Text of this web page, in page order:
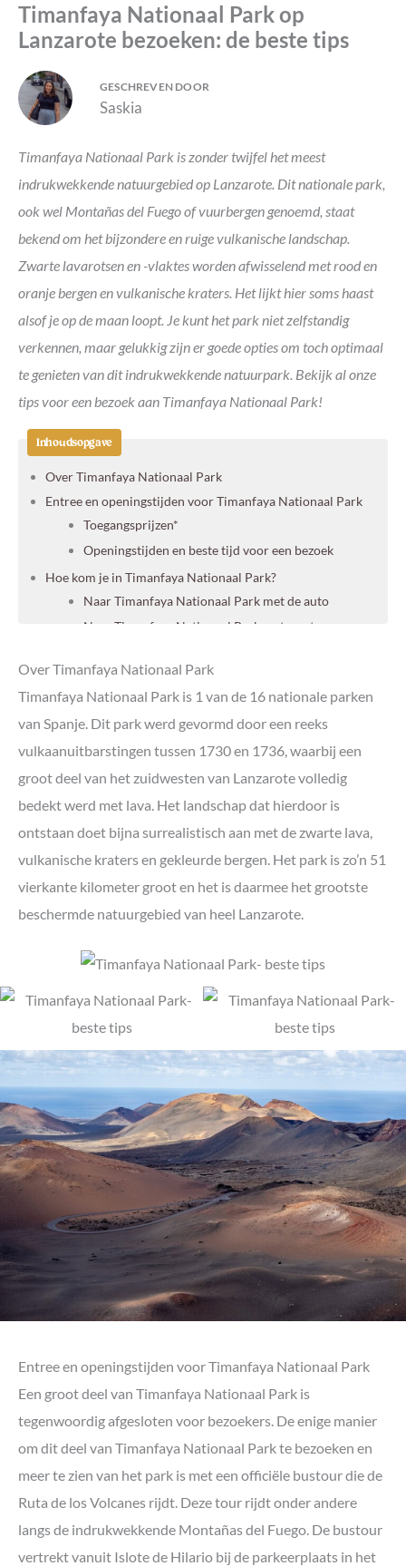
Timanfaya Nationaal Park op
Lanzarote bezoeken: de beste tips
Timanfaya Nationaal Park is zonder twijfel het meest
indrukwekkende natuurgebied op Lanzarote. Dit nationale park,
ook wel Montañas del Fuego of vuurbergen genoemd, staat
bekend om het bijzondere en ruige vulkanische landschap.
Zwarte lavarotsen en -vlaktes worden afwisselend met rood en
oranje bergen en vulkanische kraters. Het lijkt hier soms haast
alsof je op de maan loopt. Je kunt het park niet zelfstandig
verkennen, maar gelukkig zijn er goede opties om toch optimaal
te genieten van dit indrukwekkende natuurpark. Bekijk al onze
tips voor een bezoek aan Timanfaya Nationaal Park!
Inhoudsopgave
Over Timanfaya Nationaal Park
Entree en openingstijden voor Timanfaya Nationaal Park
Toegangsprijzen*
Openingstijden en beste tijd voor een bezoek
Hoe kom je in Timanfaya Nationaal Park?
Naar Timanfaya Nationaal Park met de auto
Naar Timanfaya Nationaal Park met een tour
#1 Bustour door Montañas del Fuego (Ruta de los
Volcanes)
#2 Hiken in Timanfaya National Park
#6 Het bezoekerscentrum en museum van
Timanfaya
#7 Kamelenrit in Timanfaya Nationaal Park
Timanfaya Nationaal Park op de kaart
Is een bezoek aan Timanaya de moeite waard?
Natural de Los Vulcanos
Meer zien en doen op Lanzarote
Een auto huren op Lanzarote
Waar te verblijven op Lanzarote
Onze accommodatie op Lanzarote
Meer tips voor accommodaties op Lanzarote
Over Timanfaya Nationaal Park
Timanfaya Nationaal Park is 1 van de 16 nationale parken
van Spanje. Dit park werd gevormd door een reeks
vulkaanuitbarstingen tussen 1730 en 1736, waarbij een
groot deel van het zuidwesten van Lanzarote volledig
bedekt werd met lava. Het landschap dat hierdoor is
ontstaan doet bijna surrealistisch aan met de zwarte lava,
vulkanische kraters en gekleurde bergen. Het park is zo’n 51
vierkante kilometer groot en het is daarmee het grootste
beschermde natuurgebied van heel Lanzarote.
Entree en openingstijden voor Timanfaya Nationaal Park
Een groot deel van Timanfaya Nationaal Park is
tegenwoordig afgesloten voor bezoekers. De enige manier
om dit deel van Timanfaya Nationaal Park te bezoeken en
meer te zien van het park is met een officiële bustour die de
Ruta de los Volcanes rijdt. Deze tour rijdt onder andere
langs de indrukwekkende Montañas del Fuego. De bustour
vertrekt vanuit Islote de Hilario bij de parkeerplaats in het
GESCHREVEN DOOR
Saskia